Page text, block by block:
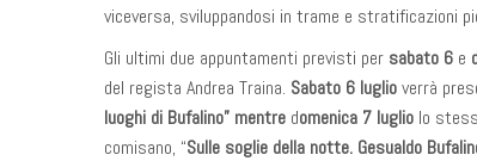
viceversa, sviluppandosi in trame e stratificazioni
Gli ultimi due appuntamenti previsti per sabato 6 e
del regista Andrea Traina. Sabato 6 luglioverrà
luoghi di Bufalino” mentre domenica 7 luglio lo
comisano, “Sulle soglie della notte. Gesualdo